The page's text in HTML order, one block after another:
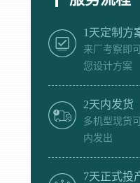
1天定制方
来厂考察即
您设计方案
2天内发货
多机型现货
内发出
7天正式投